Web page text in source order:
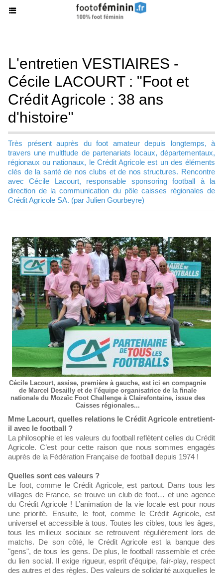
L'entretien VESTIAIRES -
Cécile LACOURT : "Foot et
Crédit Agricole : 38 ans
d'histoire"
Très présent auprès du foot amateur depuis longtemps, à
travers une multltude de partenariats locaux, départementaux,
régionaux ou nationaux, le Crédit Agricole est un des éléments
clés de la santé de nos clubs et de nos structures. Rencontre
avec Cécile Lacourt, responsable sponsoring football à la
direction de la communication du pôle caisses régionales de
Crédit Agricole SA. (par Julien Gourbeyre)
Cécile Lacourt, assise, première à gauche, est ici en compagnie
de Marcel Desailly et de l'équipe organisatrice de la finale
nationale du Mozaïc Foot Challenge à Clairefontaine, issue des
Caisses régionales...
Mme Lacourt, quelles relations le Crédit Agricole entretient-
il avec le football ?
La philosophie et les valeurs du football reflètent celles du Crédit
Agricole. C’est pour cette raison que nous sommes engagés
auprès de la Fédération Française de football depuis 1974 !
Quelles sont ces valeurs ?
Le foot, comme le Crédit Agricole, est partout. Dans tous les
villages de France, se trouve un club de foot… et une agence
du Crédit Agricole ! L’animation de la vie locale est pour nous
une priorité. Ensuite, le foot, comme le Crédit Agricole, est
universel et accessible à tous. Toutes les cibles, tous les âges,
tous les milieux sociaux se retrouvent régulièrement lors de
matchs. De son côté, le Crédit Agricole est la banque des
"gens", de tous les gens. De plus, le football rassemble et crée
du lien social. Il exige rigueur, esprit d’équipe, fair-play, respect
des autres et des règles. Des valeurs de solidarité auxquelles le